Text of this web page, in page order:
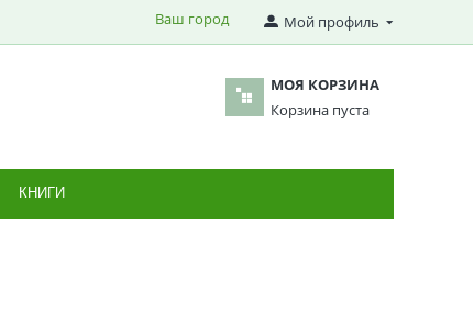
Мой профиль
Ваш город
МОЯ КОРЗИНА
Корзина пуста
КНИГИ